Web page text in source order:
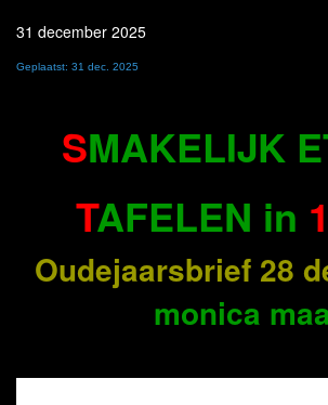
31 december 2025
Geplaatst: 31 dec. 2025
SMAKELIJK
TAFELEN in
Oudejaarsbrief 28
monica